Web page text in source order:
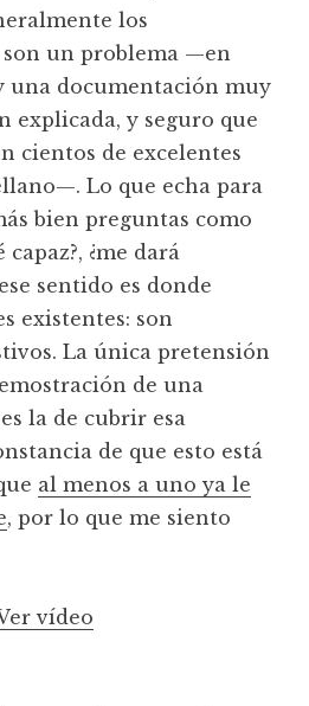
los
un problema —en
una documentación muy
explicada, y seguro que
cientos de excelentes
Lo que echa para
bien preguntas como
capaz?, ¿me dará
sentido es donde
existentes: son
La única pretensión
de una
la de cubrir esa
de que esto está
al menos a uno ya le
, por lo que me siento
vídeo